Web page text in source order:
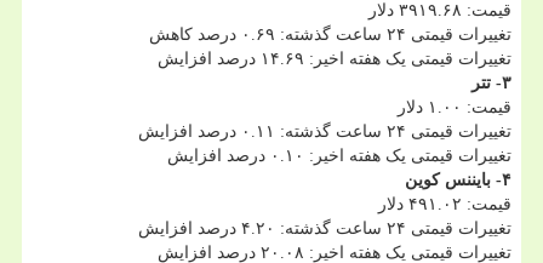
قیمت: ۳۹۱۹.۶۸ دلار
تغییرات قیمتی ۲۴ ساعت گذشته: ۰.۶۹ درصد کاهش
تغییرات قیمتی یک هفته اخیر: ۱۴.۶۹ درصد افزایش
۳- تتر
قیمت: ۱.۰۰ دلار
تغییرات قیمتی ۲۴ ساعت گذشته: ۰.۱۱ درصد افزایش
تغییرات قیمتی یک هفته اخیر: ۰.۱۰ درصد افزایش
۴- بایننس کوین
قیمت: ۴۹۱.۰۲ دلار
تغییرات قیمتی ۲۴ ساعت گذشته: ۴.۲۰ درصد افزایش
تغییرات قیمتی یک هفته اخیر: ۲۰.۰۸ درصد افزایش